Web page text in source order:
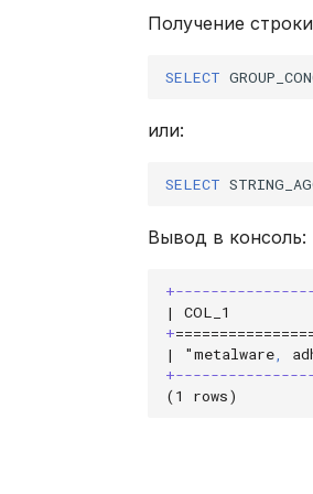
Получение
SELECT
или:
SELECT
Вывод в консоль:
| COL_1
+
| "metalware
(1 rows)